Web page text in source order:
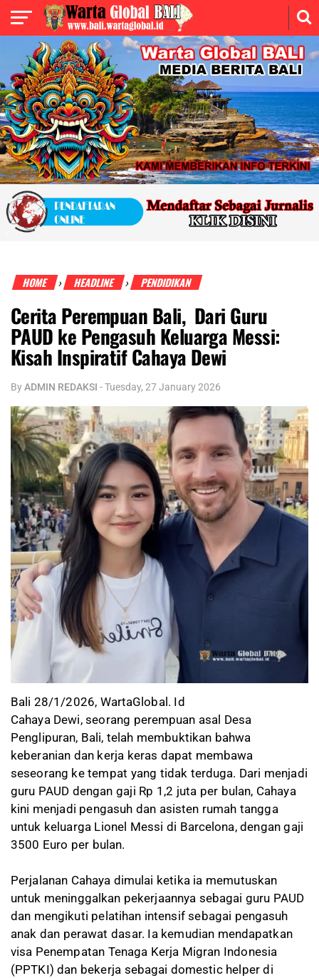
HOME › HEADLINE › PENDIDIKAN
Cerita Perempuan Bali, Dari Guru
PAUD ke Pengasuh Keluarga Messi:
Kisah Inspiratif Cahaya Dewi
ByADMIN REDAKSI -Tuesday, 27 January 2026
Bali 28/1/2026, WartaGlobal. Id
Cahaya Dewi, seorang perempuan asal Desa
Penglipuran, Bali, telah membuktikan bahwa
keberanian dan kerja keras dapat membawa
seseorang ke tempat yang tidak terduga. Dari menjadi
guru PAUD dengan gaji Rp 1,2 juta per bulan, Cahaya
kini menjadi pengasuh dan asisten rumah tangga
untuk keluarga Lionel Messi di Barcelona, dengan gaji
3500 Euro per bulan.
Perjalanan Cahaya dimulai ketika ia memutuskan
untuk meninggalkan pekerjaannya sebagai guru PAUD
dan mengikuti pelatihan intensif sebagai pengasuh
anak dan perawat dasar. Ia kemudian mendapatkan
visa Penempatan Tenaga Kerja Migran Indonesia
(PPTKI) dan bekerja sebagai domestic helper di